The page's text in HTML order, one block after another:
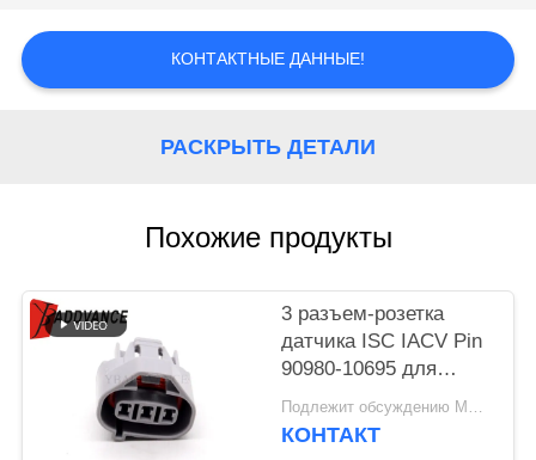
САЙТА
КОНФИДЕНЦИАЛЬНОСТИ
КОНТАКТНЫЕ ДАННЫЕ!
РАСКРЫТЬ ДЕТАЛИ
Похожие продукты
3 разъем-розетка
датчика ISC IACV Pin
90980-10695 для
Тойота Lexus
Подлежит обсуждению MOQ:100 БЛОКОВ
КОНТАКТ